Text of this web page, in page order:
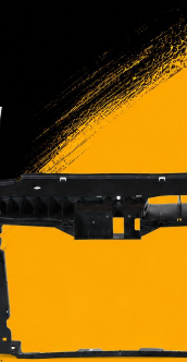
Podijeli